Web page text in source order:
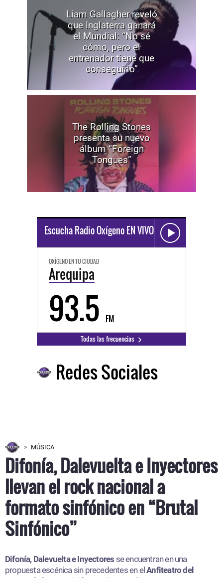
Liam Gallagher reveló
que Inglaterra ganará
el Mundial: “No sé
cómo, pero el
entrenador tiene que
conseguirlo”
The Rolling Stones
presenta su nuevo
álbum “Foreign
Tongues”
Escucha Radio Oxígeno EN VIVO
OXÍGENO EN TU CIUDAD
Arequipa
93.5 FM
Todas las frecuencias
Redes Sociales
MÚSICA
Difonía, Dalevuelta e Inyectores
llevan el rock nacional a
formato sinfónico en “Brutal
Sinfónico”
Difonía, Dalevuelta e Inyectores se encuentran en una
propuesta escénica sin precedentes en elAnfiteatro del